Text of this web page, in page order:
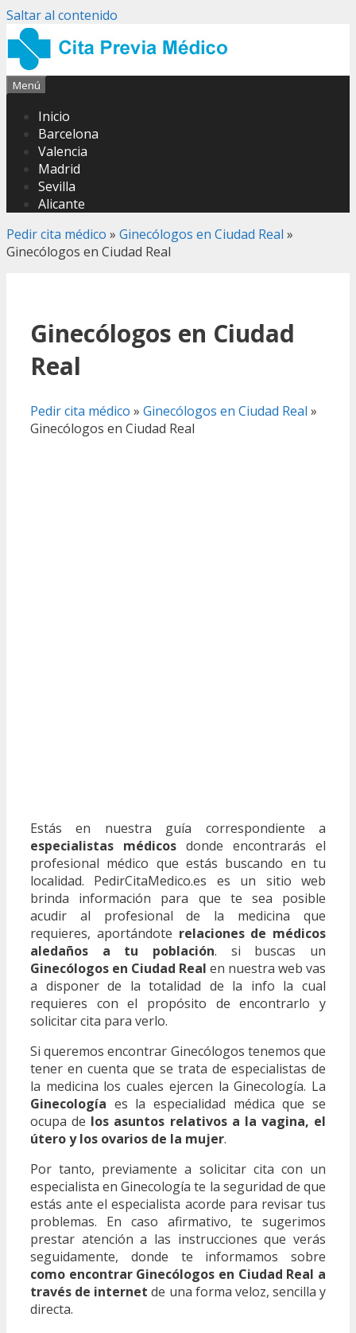
Saltar al contenido
Menú
Inicio
Barcelona
Valencia
Madrid
Sevilla
Alicante
Pedir cita médico » Ginecólogos en Ciudad Real »
Ginecólogos en Ciudad Real
Ginecólogos en Ciudad
Real
Pedir cita médico » Ginecólogos en Ciudad Real »
Ginecólogos en Ciudad Real
Estás en nuestra guía correspondiente a
especialistas médicos donde encontrarás el
profesional médico que estás buscando en tu
localidad. PedirCitaMedico.es es un sitio web
brinda información para que te sea posible
acudir al profesional de la medicina que
requieres, aportándote relaciones de médicos
aledaños a tu población. si buscas un
Ginecólogos en Ciudad Real en nuestra web vas
a disponer de la totalidad de la info la cual
requieres con el propósito de encontrarlo y
solicitar cita para verlo.
Si queremos encontrar Ginecólogos tenemos que
tener en cuenta que se trata de especialistas de
la medicina los cuales ejercen la Ginecología. La
Ginecología es la especialidad médica que se
ocupa de los asuntos relativos a la vagina, el
útero y los ovarios de la mujer.
Por tanto, previamente a solicitar cita con un
especialista en Ginecología te la seguridad de que
estás ante el especialista acorde para revisar tus
problemas. En caso afirmativo, te sugerimos
prestar atención a las instrucciones que verás
seguidamente, donde te informamos sobre
como encontrar Ginecólogos en Ciudad Real a
través de internet de una forma veloz, sencilla y
directa.